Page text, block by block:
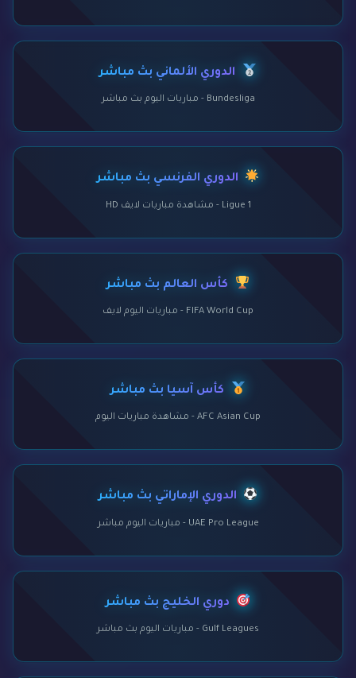
الدوري الألماني بث مباشر
Bundesliga - مباريات اليوم بث مباشر
الدوري الفرنسي بث مباشر
Ligue 1 - مشاهدة مباريات لايف HD
كأس العالم بث مباشر
FIFA World Cup - مباريات اليوم لايف
كأس آسيا بث مباشر
AFC Asian Cup - مشاهدة مباريات اليوم
الدوري الإماراتي بث مباشر
UAE Pro League - مباريات اليوم مباشر
دوري الخليج بث مباشر
Gulf Leagues - مباريات اليوم بث مباشر